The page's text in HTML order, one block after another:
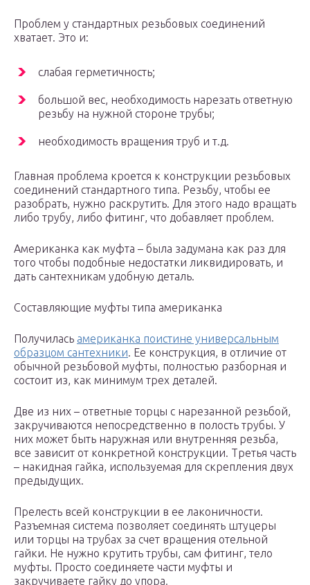
Проблем у стандартных резьбовых соединений
хватает. Это и:
слабая герметичность;
большой вес, необходимость нарезать ответную
резьбу на нужной стороне трубы;
необходимость вращения труб и т.д.
Главная проблема кроется к конструкции резьбовых
соединений стандартного типа. Резьбу, чтобы ее
разобрать, нужно раскрутить. Для этого надо вращать
либо трубу, либо фитинг, что добавляет проблем.
Американка как муфта – была задумана как раз для
того чтобы подобные недостатки ликвидировать, и
дать сантехникам удобную деталь.
Составляющие муфты типа американка
Получилась американка поистине универсальным
образцом сантехники. Ее конструкция, в отличие от
обычной резьбовой муфты, полностью разборная и
состоит из, как минимум трех деталей.
Две из них – ответные торцы с нарезанной резьбой,
закручиваются непосредственно в полость трубы. У
них может быть наружная или внутренняя резьба,
все зависит от конкретной конструкции. Третья часть
– накидная гайка, используемая для скрепления двух
предыдущих.
Прелесть всей конструкции в ее лаконичности.
Разъемная система позволяет соединять штуцеры
или торцы на трубах за счет вращения отельной
гайки. Не нужно крутить трубы, сам фитинг, тело
муфты. Просто соединяете части муфты и
закручиваете гайку до упора.